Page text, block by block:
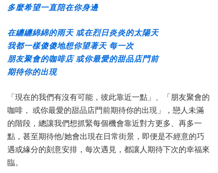
多麼希望一直陪在你身邊
在纏纏綿綿的雨天 或在烈日炎炎的太陽天
我都一樣傻傻地想你望著天 每一次
朋友聚會的咖啡店 或你最愛的甜品店門前
期待你的出現
「現在的我們有沒有可能，彼此靠近一點」、「朋友聚會的
咖啡， 或你最愛的甜品店門前期待你的出現」，戀人未滿
的階段，總讓我們想抓緊每個機會靠近對方更多、再多一
點，甚至期待他/她會出現在日常街景，即便是不經意的巧
遇或緣分的刻意安排，每次遇見，都讓人期待下次的幸福來
臨。